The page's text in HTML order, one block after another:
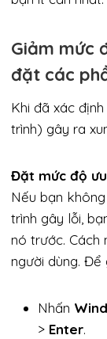
Giảm mức
đặt các
Khi đã xác
trình) gây ra
Đặt mức độ
Nếu bạn
trình gây lỗi,
nó trước. Cách
người dùng. Để
Nhấn
> Enter.